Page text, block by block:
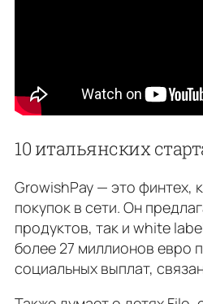
10 итальянских
GrowishPay — это финтех,
покупок в сети. Он
продуктов, так и white
более 27 миллионов евро
социальных выплат,